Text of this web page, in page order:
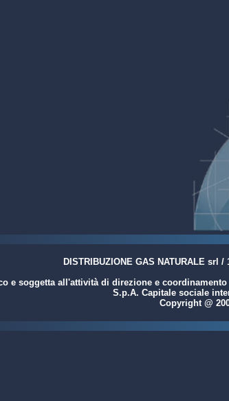
DISTRIBUZIONE GAS NATURALE srl
e soggetta all'attività di direzione e
S.p.A. Capitale sociale
Copyright @